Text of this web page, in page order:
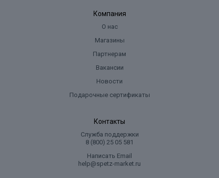
Компания
О нас
Магазины
Партнерам
Вакансии
Новости
Подарочные сертификаты
Контакты
Служба поддержки
8 (800) 25 05 581
Написать Email
help@spetz-market.ru